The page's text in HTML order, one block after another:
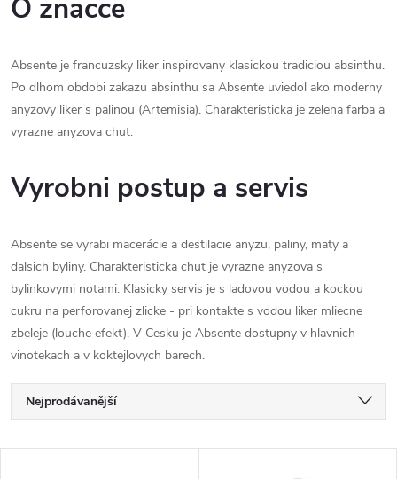
O znacce
Absente je francuzsky liker inspirovany klasickou tradiciou absinthu.
Po dlhom obdobi zakazu absinthu sa Absente uviedol ako moderny
anyzovy liker s palinou (Artemisia). Charakteristicka je zelena farba a
vyrazne anyzova chut.
Vyrobni postup a servis
Absente se vyrabi macerácie a destilacie anyzu, paliny, mäty a
dalsich byliny. Charakteristicka chut je vyrazne anyzova s
bylinkovymi notami. Klasicky servis je s ladovou vodou a kockou
cukru na perforovanej zlicke - pri kontakte s vodou liker mliecne
zbeleje (louche efekt). V Cesku je Absente dostupny v hlavnich
vinotekach a v koktejlovych barech.
Ř
a
Nejprodávanější